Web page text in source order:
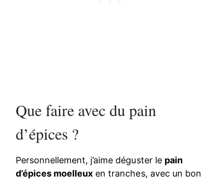
Que faire avec du pain
d’épices ?
Personnellement, j’aime déguster le pain
d’épices moelleux en tranches, avec un bon